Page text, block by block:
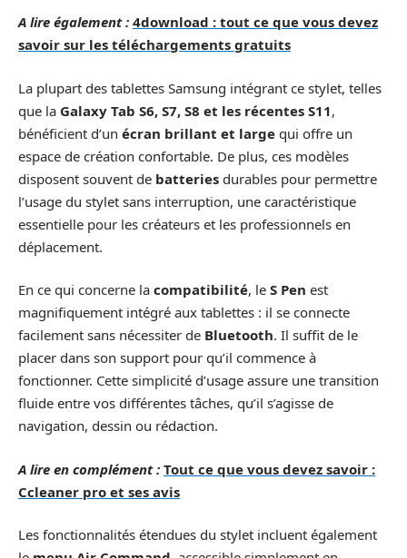
A lire également : 4download : tout ce que vous devez
savoir sur les téléchargements gratuits
La plupart des tablettes Samsung intégrant ce stylet, telles
que la Galaxy Tab S6, S7, S8 et les récentes S11,
bénéficient d’un écran brillant et large qui offre un
espace de création confortable. De plus, ces modèles
disposent souvent de batteries durables pour permettre
l’usage du stylet sans interruption, une caractéristique
essentielle pour les créateurs et les professionnels en
déplacement.
En ce qui concerne la compatibilité, le S Pen est
magnifiquement intégré aux tablettes : il se connecte
facilement sans nécessiter de Bluetooth. Il suffit de le
placer dans son support pour qu’il commence à
fonctionner. Cette simplicité d’usage assure une transition
fluide entre vos différentes tâches, qu’il s’agisse de
navigation, dessin ou rédaction.
A lire en complément : Tout ce que vous devez savoir :
Ccleaner pro et ses avis
Les fonctionnalités étendues du stylet incluent également